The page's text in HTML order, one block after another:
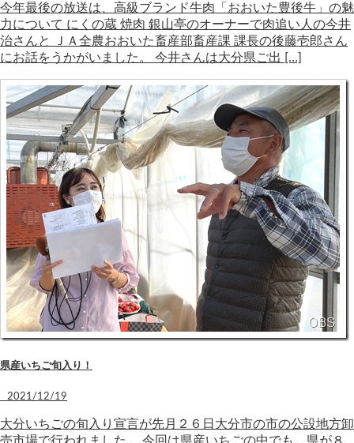
今年最後の放送は、高級ブランド牛肉「おおいた豊後牛」の魅
力について にくの蔵 焼肉 銀山亭のオーナーで肉追い人の今井
治さんと ＪＡ全農おおいた畜産部畜産課 課長の後藤壱郎さん
にお話をうかがいました。 今井さんは大分県ご出 […]
県産いちご旬入り！
2021/12/19
大分いちごの旬入り宣言が先月２６日大分市の市の公設地方卸